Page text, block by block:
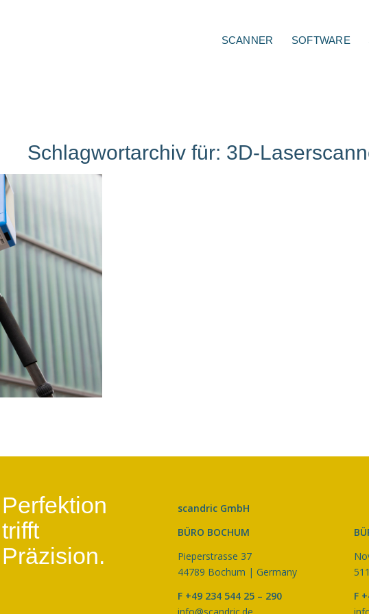
SCANNER SOFTWARE
Schlagwortarchiv für: 3D-
Perfektion
trifft
Präzision.
scandric GmbH
BÜRO BOCHUM
Pieperstrasse 37
44789 Bochum | Germany
F +49 234 544 25 – 290
F